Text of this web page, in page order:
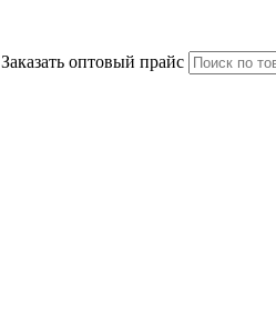
Заказать оптовый прайс